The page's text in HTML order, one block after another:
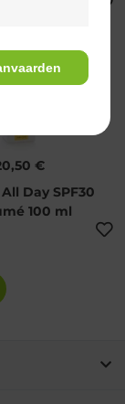
€
Day SPF30
100 ml